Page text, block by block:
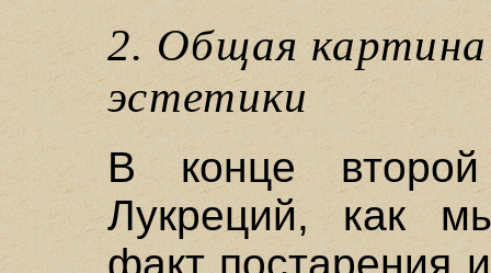
2. Общая картина
эстетики
В конце
Лукреций, как